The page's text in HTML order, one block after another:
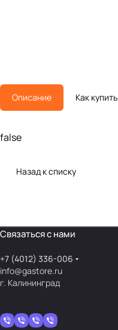
Описание Как купить
false
Назад к списку
Связаться с нами
+7 (4012) 336-006
info@gastore.ru
г. Калининград